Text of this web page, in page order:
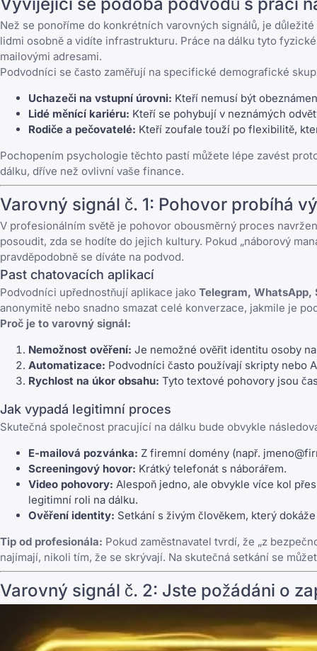
Než se ponoříme do konkrétních varovných signálů, je
lidmi osobně a vidíte infrastrukturu. Práce na dálku tyto
mailovými adresami.
Podvodníci se často zaměřují na specifické demografické
Uchazeči na vstupní úrovni: Kteří nemusí být
Lidé měnící kariéru: Kteří se pohybují v neznámých
Rodiče a pečovatelé: Kteří zoufale touží po flexibilitě,
Pochopením psychologie těchto pastí můžete lépe zavést
dálku, dříve než ovlivní vaše finance.
Varovný signál č. 1: Pohovor probíhá
V profesionálním světě je pohovor obousměrný proces
posoudit, zda se hodíte do jejich kultury. Pokud „náborový
pravděpodobně se díváte na podvod.
Past chatovacích aplikací
Podvodníci upřednostňují aplikace jako Telegram,
anonymitě nebo snadno smazat celé konverzace, jakmile je
Proč je to varovný signál:
Nemožnost ověření: Je nemožné ověřit identitu osoby
Automatizace: Podvodníci často používají skripty nebo
Rychlost na úkor obsahu: Tyto textové pohovory jsou
Jak vypadá legitimní proces
Skutečná společnost pracující na dálku bude obvykle
E-mailová pozvánka: Z firemní domény (např.
Screeningový hovor: Krátký telefonát s náborářem.
Video pohovory: Alespoň jedno, ale obvykle více kol
legitimní roli na dálku.
Ověření identity: Setkání s živým člověkem, který
Tip od profesionála: Pokud zaměstnavatel tvrdí, že „z
najímají, nikoli tím, že se skrývají. Na skutečná setkání se
Varovný signál č. 2: Jste požádáni o